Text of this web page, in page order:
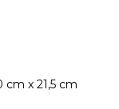
cm x 21,5 cm